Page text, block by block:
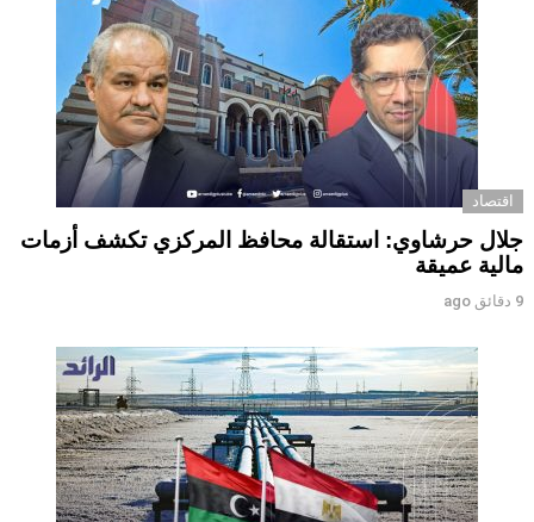
اقتصاد
جلال حرشاوي: استقالة محافظ المركزي تكشف أزمات
مالية عميقة
9 دقائق ago